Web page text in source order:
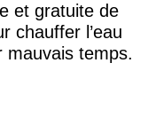
et gratuite de
chauffer l’eau
mauvais temps.